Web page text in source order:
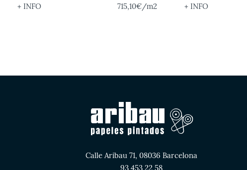
+ INFO 715,10€/m2 + INFO
Calle Aribau 71, 08036 Barcelona
93 453 22 58